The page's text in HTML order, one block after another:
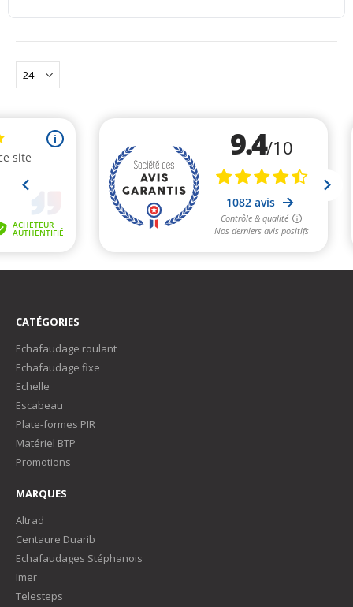
CATÉGORIES
Echafaudage roulant
Echafaudage fixe
Echelle
Escabeau
Plate-formes PIR
Matériel BTP
Promotions
MARQUES
Altrad
Centaure Duarib
Echafaudages Stéphanois
Imer
Telesteps